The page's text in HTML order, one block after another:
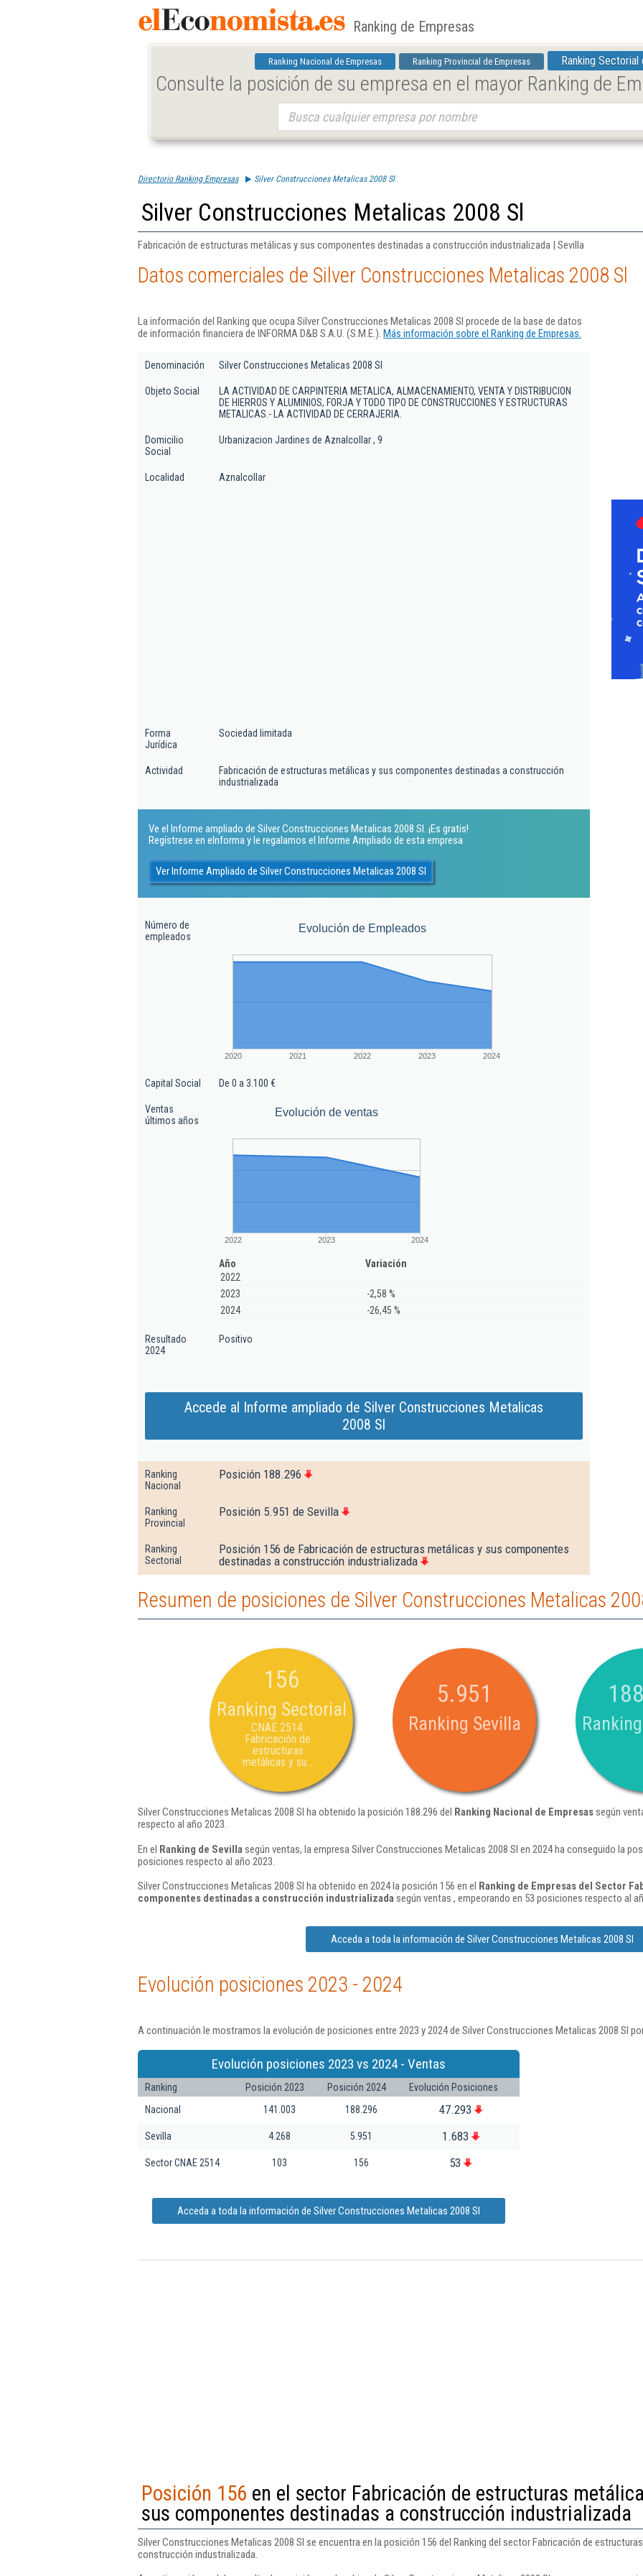
Ranking de Empresas
Ranking Nacional de Empresas Ranking Provincial de Empresas Ranking Sectorial
Consulte la posición de su empresa en el mayor Ranking de
Directorio Ranking Empresas Silver Construcciones Metalicas 2008 Sl
Silver Construcciones Metalicas 2008 Sl
Fabricación de estructuras metálicas y sus componentes destinadas a construcción industrializada | Sevilla
Datos comerciales de Silver Construcciones Metalicas 2008 Sl
La información del Ranking que ocupa Silver Construcciones Metalicas 2008 Sl procede de la base de datos
de información financiera de INFORMA D&B S.A.U. (S.M.E.). Más información sobre el Ranking de Empresas.
Denominación Silver Construcciones Metalicas 2008 Sl
Objeto Social
LA ACTIVIDAD DE CARPINTERIA METALICA, ALMACENAMIENTO, VENTA Y DISTRIBUCION
DE HIERROS Y ALUMINIOS, FORJA Y TODO TIPO DE CONSTRUCCIONES Y ESTRUCTURAS
METALICAS.- LA ACTIVIDAD DE CERRAJERIA.
Domicilio
Social
Urbanizacion Jardines de Aznalcollar , 9
Localidad Aznalcollar
Forma
Jurídica
Sociedad limitada
Actividad
Fabricación de estructuras metálicas y sus componentes destinadas a construcción
industrializada
Ve el Informe ampliado de Silver Construcciones Metalicas 2008 Sl. ¡Es gratis!
Regístrese en eInforma y le regalamos el Informe Ampliado de esta empresa
Ver Informe Ampliado de Silver Construcciones Metalicas 2008 Sl
Número de
empleados
Evolución de Empleados
2020 2021 2022 2023 2024
Capital Social De 0 a 3.100 €
Ventas
últimos años
Evolución de ventas
2022 2023 2024
Año
Variación
2022
2023
-2,58 %
2024
-26,45 %
Resultado
2024
Positivo
Accede al Informe ampliado de Silver Construcciones Metalicas
2008 Sl
Ranking
Nacional
Posición 188.296
Ranking
Provincial
Posición 5.951 de Sevilla
Ranking
Sectorial
Posición 156 de Fabricación de estructuras metálicas y sus componentes
destinadas a construcción industrializada
Resumen de posiciones de Silver Construcciones Metalicas
156
Ranking Sectorial
CNAE 2514:
Fabricación de
estructuras
metálicas y su...
5.951
Ranking Sevilla
Silver Construcciones Metalicas 2008 Sl ha obtenido la posición 188.296 del Ranking Nacional de Empresassegún
respecto al año 2023.
En el Ranking de Sevilla según ventas, la empresa Silver Construcciones Metalicas 2008 Sl en 2024 ha conseguido la
posiciones respecto al año 2023.
Silver Construcciones Metalicas 2008 Sl ha obtenido en 2024 la posición 156 en el Ranking de Empresas del Sector
componentes destinadas a construcción industrializadasegún ventas , empeorando en 53 posiciones respecto al
Acceda a toda la información de Silver Construcciones Metalicas 2008 Sl
Evolución posiciones 2023 - 2024
A continuación le mostramos la evolución de posiciones entre 2023 y 2024 de Silver Construcciones Metalicas 2008 Sl
Evolución posiciones 2023 vs 2024 - Ventas
Ranking Posición 2023 Posición 2024
Evolución Posiciones
Nacional
141.003 188.296 47.293
Sevilla 4.268 5.951 1.683
Sector CNAE 2514 103 156 53
Acceda a toda la información de Silver Construcciones Metalicas 2008 Sl
Posición 156 en el sector Fabricación de estructuras
sus componentes destinadas a construcción industrializada
Silver Construcciones Metalicas 2008 Sl se encuentra en la posición 156 del Ranking del sector Fabricación de
construcción industrializada.